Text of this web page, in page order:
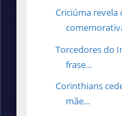
Criciúma revela
Torcedores do
frase...
Corinthians
mãe...